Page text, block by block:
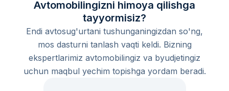
Avtomobilingizni himoya qilishga
tayyormisiz?
Endi avtosug'urtani tushunganingizdan so'ng,
mos dasturni tanlash vaqti keldi. Bizning
ekspertlarimiz avtomobilingiz va byudjetingiz
uchun maqbul yechim topishga yordam beradi.